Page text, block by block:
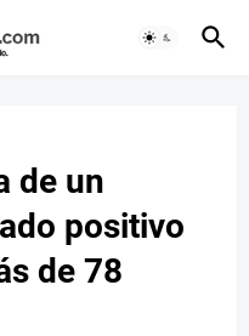
de un
positivo
de 78